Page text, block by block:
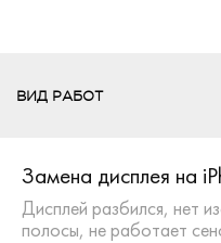
ВИД РАБОТ
Замена дисплея на
Дисплей разбился, нет
полосы, не работает